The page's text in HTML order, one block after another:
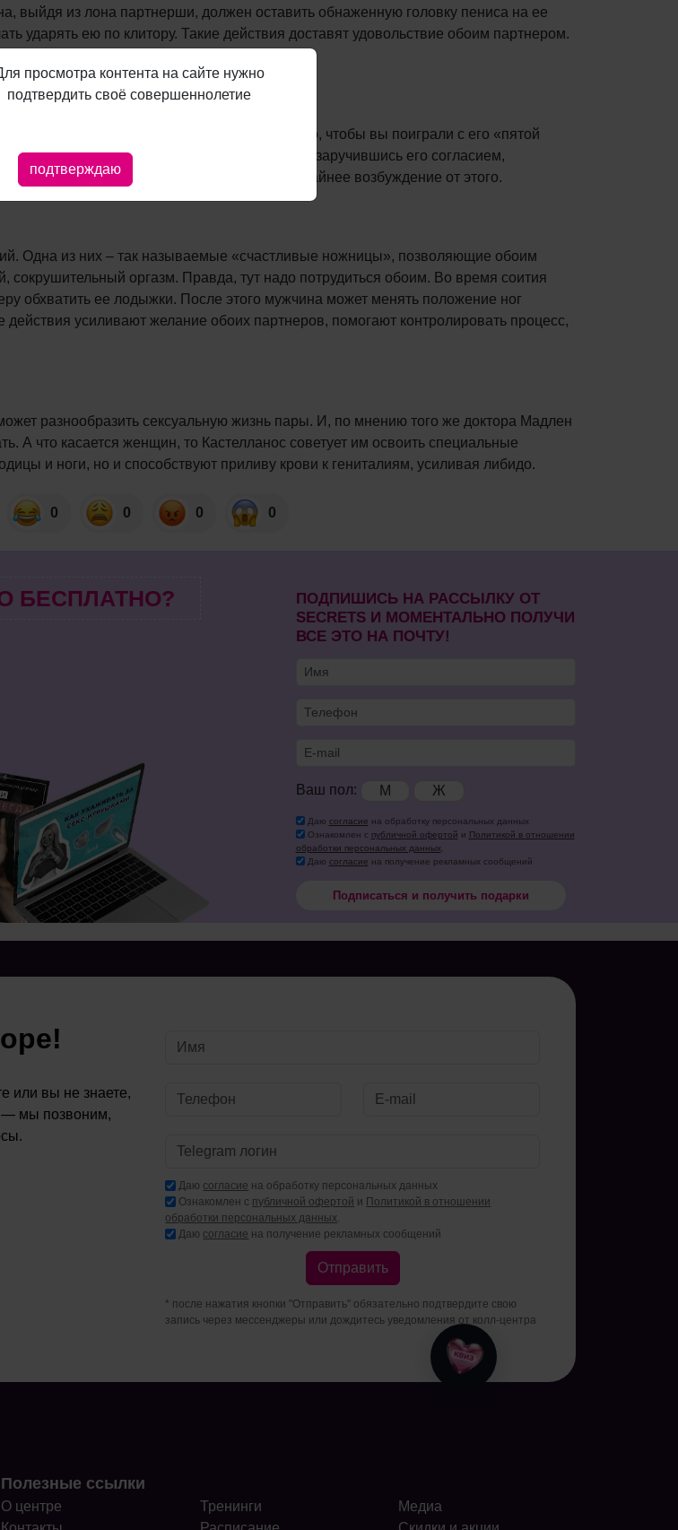
выйдя из лона партнерши, должен оставить обнаженную головку пениса на ее
ударять ею по клитору. Такие действия доставят удовольствие обоим партнером.
Но если ваш возлюбленный не против того, чтобы вы поиграли с его «пятой
и сдвигать ягодицы партнера, а затем, заручившись его согласием,
пальцы. Многие мужчины испытывают крайнее возбуждение от этого.
Одна из них – так называемые «счастливые ножницы», позволяющие обоим
оргазм. Правда, тут надо потрудиться обоим. Во время соития
обхватить ее лодыжки. После этого мужчина может менять положение ног
усиливают желание обоих партнеров, помогают контролировать процесс,
разнообразить сексуальную жизнь пары. И, по мнению того же доктора Мадлен
А что касается женщин, то Кастелланос советует им освоить специальные
и ноги, но и способствуют приливу крови к гениталиям, усиливая либидо.
0 0 0 0
БЕСПЛАТНО?
ПОДПИШИСЬ НА РАССЫЛКУ ОТ
SECRETS И МОМЕНТАЛЬНО ПОЛУЧИ
ВСЕ ЭТО НА ПОЧТУ!
Ваш пол: М Ж
Даю согласие на обработку персональных данных
Ознакомлен с публичной офертой и Политикой в отношении
обработки персональных данных
Даю согласие на получение рекламных сообщений
Подписаться и получить подарки
или вы не знаете,
— мы позвоним,
Даю согласие на обработку персональных данных
Ознакомлен с публичной офертой и Политикой в отношении
обработки персональных данных.
Даю согласие на получение рекламных сообщений
Отправить
* после нажатия кнопки "Отправить" обязательно подтвердите свою
запись через мессенджеры или дождитесь уведомления от колл-центра
Полезные ссылки
О центре
Тренинги
Медиа
просмотра контента на сайте нужно
подтвердить своё совершеннолетие
подтверждаю